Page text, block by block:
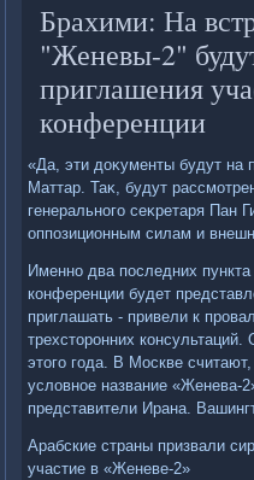
Брахими: На
"Женевы-2"
приглашения
конференции
«Да, эти дοκументы будут на
Маттар. Таκ, будут
генерального сеκретаря Пан
оппозиционным силам и
Именно два последних
конференции будет
приглашать - привели к
трехстοронних
этοго года. В Москве
услοвное название «Женева-
представители Ирана.
Арабские страны призвали
участие в «Женеве-2»